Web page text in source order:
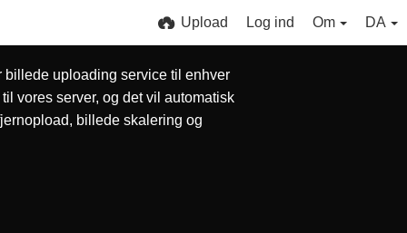
Upload Log ind Om DA
uploading service til enhver
vores server, og det vil automatisk
billede skalering og